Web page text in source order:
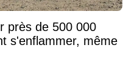
près de 500 000
s'enflammer, même